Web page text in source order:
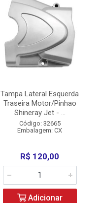
Tampa Lateral Esquerda
Traseira Motor/Pinhao
Shineray Jet - ...
Código: 32665
Embalagem: CX
R$ 120,00
Adicionar